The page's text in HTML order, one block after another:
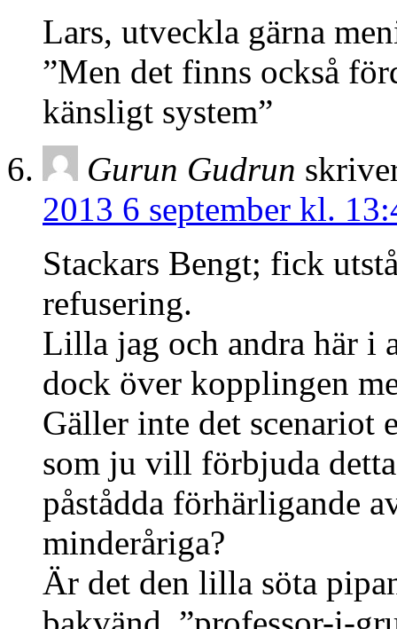
Lars, utveckla gärna
”Men det finns också
känsligt system”
Gurun Gudrun
2013 6 september kl.
Stackars Bengt; fick
refusering.
Lilla jag och andra här i
dock över kopplingen
Gäller inte det scenariot
som ju vill förbjuda
påstådda förhärligande
minderåriga?
Är det den lilla söta